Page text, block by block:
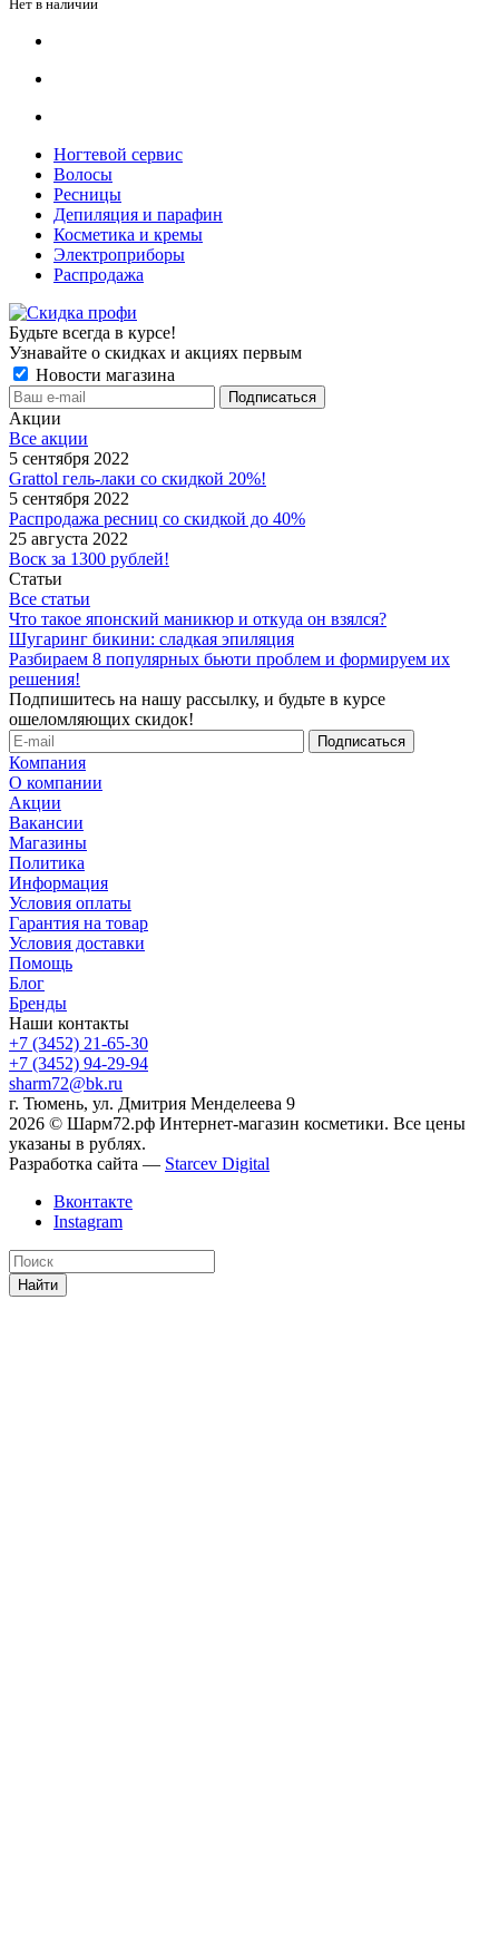
Нет в наличии
Ногтевой сервис
Волосы
Ресницы
Депиляция и парафин
Косметика и кремы
Электроприборы
Распродажа
Будьте всегда в курсе!
Узнавайте о скидках и акциях первым
Новости магазина
Акции
Все акции
5 сентября 2022
Grattol гель-лаки со скидкой 20%!
5 сентября 2022
Распродажа ресниц со скидкой до 40%
25 августа 2022
Воск за 1300 рублей!
Статьи
Все статьи
Что такое японский маникюр и откуда он взялся?
Шугаринг бикини: сладкая эпиляция
Разбираем 8 популярных бьюти проблем и формируем их
решения!
Подпишитесь на нашу рассылку, и будьте в курсе
ошеломляющих скидок!
Компания
О компании
Акции
Вакансии
Магазины
Политика
Информация
Условия оплаты
Гарантия на товар
Условия доставки
Помощь
Блог
Бренды
Наши контакты
+7 (3452) 21-65-30
+7 (3452) 94-29-94
sharm72@bk.ru
г. Тюмень, ул. Дмитрия Менделеева 9
2026 © Шарм72.рф Интернет-магазин косметики. Все цены
указаны в рублях.
Разработка сайта — Starcev Digital
Вконтакте
Instagram
Найти